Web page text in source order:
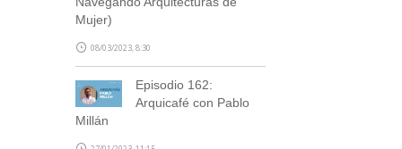
Mujer)
08/03/2023, 8:30
Episodio 162:
Arquicafé con Pablo
Millán